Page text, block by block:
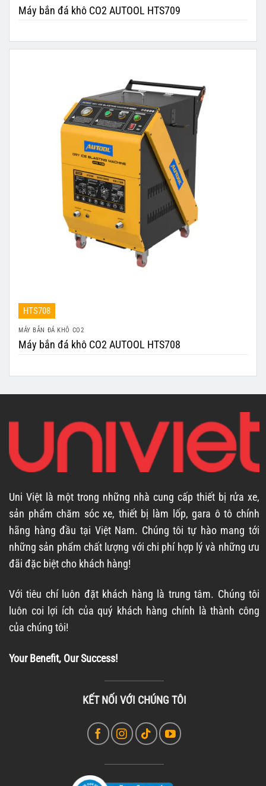
Máy bắn đá khô CO2 AUTOOL HTS709
HTS708
MÁY BẮN ĐÁ KHÔ CO2
Máy bắn đá khô CO2 AUTOOL HTS708
Uni Việt là một trong những nhà cung cấp thiết bị rửa xe,
sản phẩm chăm sóc xe, thiết bị làm lốp, gara ô tô chính
hãng hàng đầu tại Việt Nam. Chúng tôi tự hào mang tới
những sản phẩm chất lượng với chi phí hợp lý và những ưu
đãi đặc biệt cho khách hàng!
Với tiêu chí luôn đặt khách hàng là trung tâm. Chúng tôi
luôn coi lợi ích của quý khách hàng chính là thành công
của chúng tôi!
Your Benefit, Our Success!
KẾT NỐI VỚI CHÚNG TÔI